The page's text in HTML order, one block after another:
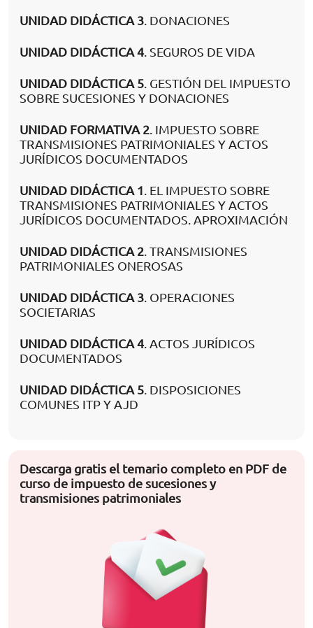
UNIDAD DIDÁCTICA 3. DONACIONES
UNIDAD DIDÁCTICA 4. SEGUROS DE VIDA
UNIDAD DIDÁCTICA 5. GESTIÓN DEL IMPUESTO
SOBRE SUCESIONES Y DONACIONES
UNIDAD FORMATIVA 2. IMPUESTO SOBRE
TRANSMISIONES PATRIMONIALES Y ACTOS
JURÍDICOS DOCUMENTADOS
UNIDAD DIDÁCTICA 1. EL IMPUESTO SOBRE
TRANSMISIONES PATRIMONIALES Y ACTOS
JURÍDICOS DOCUMENTADOS. APROXIMACIÓN
UNIDAD DIDÁCTICA 2. TRANSMISIONES
PATRIMONIALES ONEROSAS
UNIDAD DIDÁCTICA 3. OPERACIONES
SOCIETARIAS
UNIDAD DIDÁCTICA 4. ACTOS JURÍDICOS
DOCUMENTADOS
UNIDAD DIDÁCTICA 5. DISPOSICIONES
COMUNES ITP Y AJD
Descarga gratis el temario completo en PDF de
curso de impuesto de sucesiones y
transmisiones patrimoniales